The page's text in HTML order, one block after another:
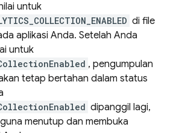
untuk
di file
aplikasi Anda. Setelah Anda
untuk
, pengumpulan
tetap bertahan dalam status
dipanggil lagi,
menutup dan membuka